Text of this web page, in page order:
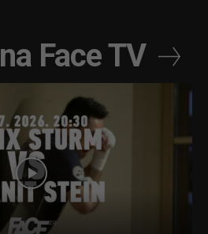
Face TV